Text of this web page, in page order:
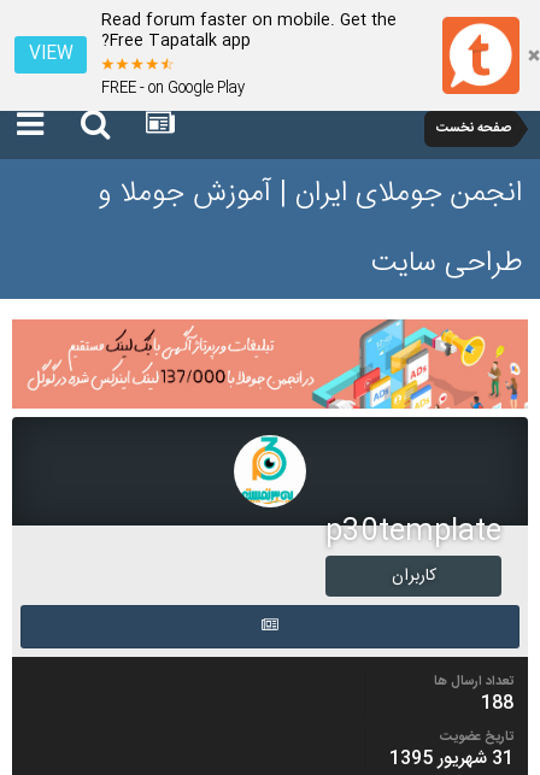
Read forum faster on mobile. Get the
Free Tapatalk app?
FREE - on Google Play
VIEW
صفحه نخست
انجمن جوملای ایران | آموزش جوملا و
طراحی سایت
p30template
کاربران
تعداد ارسال ها
188
تاریخ عضویت
31 شهریور 1395